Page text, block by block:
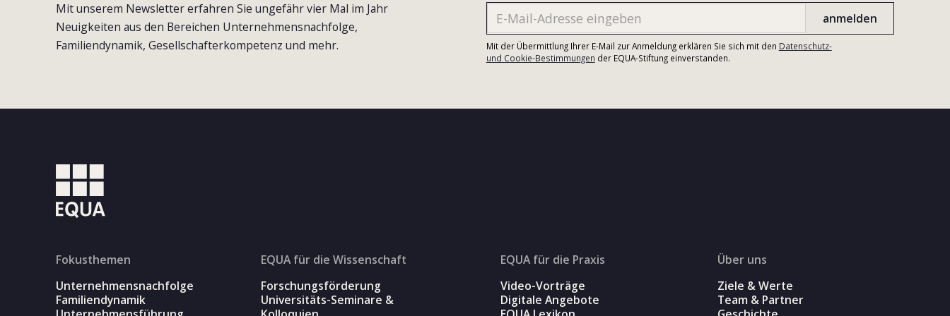
Mit unserem Newsletter erfahren Sie ungefähr vier Mal im Jahr
Neuigkeiten aus den Bereichen Unternehmensnachfolge,
Familiendynamik, Gesellschafterkompetenz und mehr.
Mit der Übermittlung Ihrer E-Mail zur Anmeldung erklären Sie sich mit den Datenschutz-
und Cookie-Bestimmungen der EQUA-Stiftung einverstanden.
Fokusthemen
Unternehmensnachfolge
Familiendynamik
EQUA für die Wissenschaft
Forschungsförderung
Universitäts-Seminare &
EQUA für die Praxis
Video-Vorträge
Digitale Angebote
Über uns
Ziele & Werte
Team & Partner